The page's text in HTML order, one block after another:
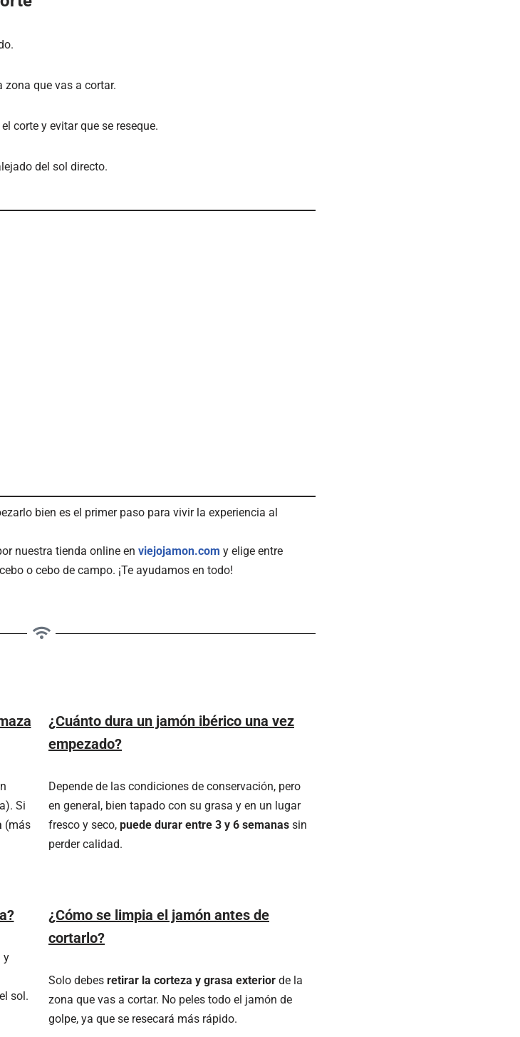
zona que vas a cortar.
corte y evitar que se reseque.
del sol directo.
bien es el primer paso para vivir la experiencia al
nuestra tienda online en viejojamon.com y elige entre
o cebo de campo. ¡Te ayudamos en todo!
Si
(más
¿Cuánto dura un jamón ibérico una vez
empezado?
Depende de las condiciones de conservación, pero
en general, bien tapado con su grasa y en un lugar
fresco y seco, puede durar entre 3 y 6 semanas sin
perder calidad.
y
sol.
¿Cómo se limpia el jamón antes de
cortarlo?
Solo debes retirar la corteza y grasa exterior de la
zona que vas a cortar. No peles todo el jamón de
golpe, ya que se resecará más rápido.